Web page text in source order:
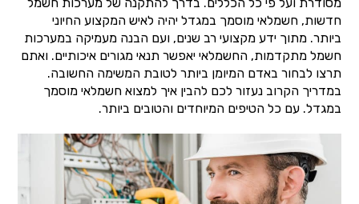
חדשות, חשמלאי מוסמך במגדל יהיה לאיש המקצוע החיוני
ביותר. מתוך ידע מקצועי רב שנים, ועם הבנה מעמיקה במערכות
חשמל מתקדמות, החשמלאי יאפשר תנאי מגורים איכותיים. ואתם
תרצו לבחור באדם המיומן ביותר לטובת המשימה החשובה.
במדריך הקרוב נעזור לכם להבין איך למצוא חשמלאי מוסמך
במגדל. עם כל הטיפים המיוחדים והטובים ביותר.